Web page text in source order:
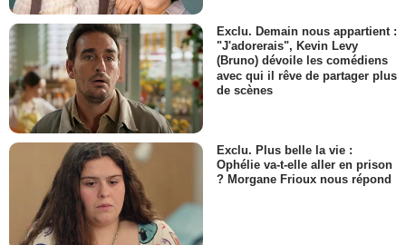
Exclu. Demain nous appartient :
"J'adorerais", Kevin Levy
(Bruno) dévoile les comédiens
avec qui il rêve de partager plus
de scènes
Exclu. Plus belle la vie :
Ophélie va-t-elle aller en prison
? Morgane Frioux nous répond